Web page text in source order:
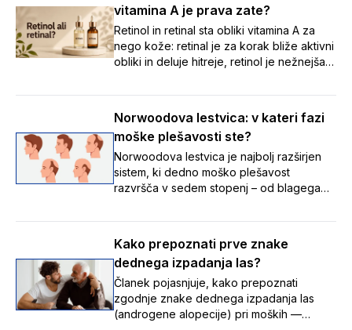
vitamina A je prava zate?
Retinol in retinal sta obliki vitamina A za
nego kože: retinal je za korak bliže aktivni
obliki in deluje hitreje, retinol je nežnejša
prava za vašo kožo.
Norwoodova lestvica: v kateri fazi
moške plešavosti ste?
Norwoodova lestvica je najbolj razširjen
sistem, ki dedno moško plešavost
razvršča v sedem stopenj – od blagega
redčenja las – ter tako pomaga
nekdo nahaja, in spremljati spremembe
skozi čas.
Kako prepoznati prve znake
dednega izpadanja las?
Članek pojasnjuje, kako prepoznati
zgodnje znake dednega izpadanja las
(androgene alopecije) pri moških —